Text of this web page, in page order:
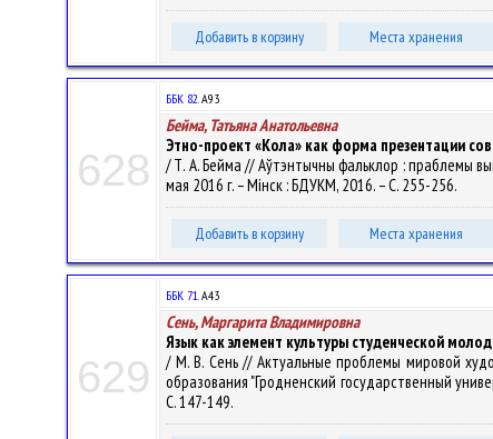
Добавить в корзину Места хранения
628
ББК 82.А93
Бейма, Татьяна Анатольевна
Этно-проект «Кола» как форма презентации
/ Т. А. Бейма // Аўтэнтычны фальклор : праблемы
мая 2016 г. – Мінск : БДУКМ, 2016. – С. 255-256.
Добавить в корзину Места хранения
629
ББК 71.А43
Сень, Маргарита Владимировна
Язык как элемент культуры студенческой
/ М. В. Сень // Актуальные проблемы мировой
образования "Гродненский государственный
С. 147-149.